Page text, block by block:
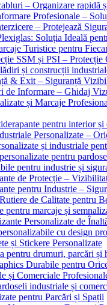
– Organizare rapidă
Profesionale –
– Protejează
Soluția Ideală
Turistice pentru
SSM și PSI –
și construcții
& Exit – Siguranță
de Informare – Ghidaj
și Marcaje
pentru interior și
Personalizate –
și industriale
pentru
pentru industrie și
de Protecție –
pentru Industrie –
de Calitate pentru
pentru marcaje și
Personalizate de
cu design
și Stickere Personalizate
pentru drumuri, parcări și
Durabile pentru
și Comerciale
industriale și
pentru Parcări și Spații